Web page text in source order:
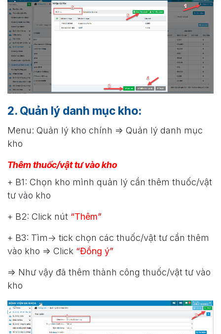
2. Quản lý danh mục kho:
Menu: Quản lý kho chính => Quản lý danh mục
kho
Thêm thuốc/vật tư vào kho
+ B1: Chọn kho mình quản lý cần thêm thuốc/vật
tư vào kho
+ B2: Click nút “Thêm”
+ B3: Tìm-> tick chọn các thuốc/vật tư cần thêm
vào kho => Click “Đồng ý”
=> Như vậy đã thêm thành công thuốc/vật tư vào
kho